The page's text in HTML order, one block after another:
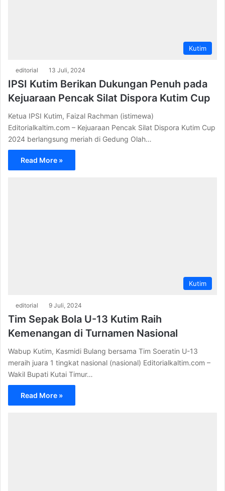
Kutim
editorial 13 Juli, 2024
IPSI Kutim Berikan Dukungan Penuh pada
Kejuaraan Pencak Silat Dispora Kutim Cup
Ketua IPSI Kutim, Faizal Rachman (istimewa)
Editorialkaltim.com – Kejuaraan Pencak Silat Dispora Kutim Cup
2024 berlangsung meriah di Gedung Olah…
Read More »
Kutim
editorial 9 Juli, 2024
Tim Sepak Bola U-13 Kutim Raih
Kemenangan di Turnamen Nasional
Wabup Kutim, Kasmidi Bulang bersama Tim Soeratin U-13
meraih juara 1 tingkat nasional (nasional) Editorialkaltim.com –
Wakil Bupati Kutai Timur…
Read More »